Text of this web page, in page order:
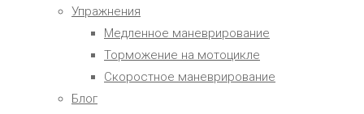
Упражнения
Медленное маневрирование
Торможение на мотоцикле
Скоростное маневрирование
Блог